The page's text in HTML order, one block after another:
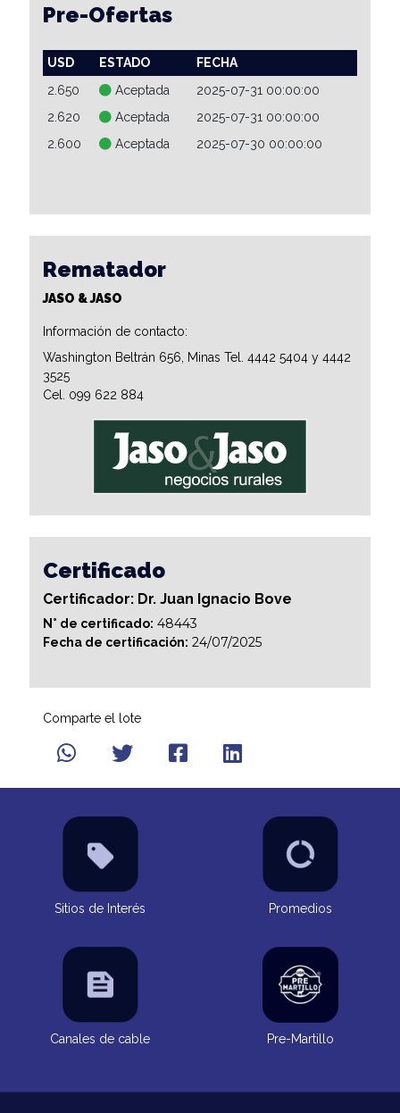
Pre-Ofertas
USD ESTADO
FECHA
2.650
Aceptada
2025-07-31 00:00:00
2.620
Aceptada
2025-07-31 00:00:00
2.600
Aceptada 2025-07-30 00:00:00
Rematador
JASO & JASO
Información de contacto:
Washington Beltrán 656, Minas Tel. 4442 5404 y 4442
3525
Cel. 099 622 884
Certificado
Certificador: Dr. Juan Ignacio Bove
N° de certificado: 48443
Fecha de certificación: 24/07/2025
Comparte el lote
Sitios de Interés Promedios
Canales de cable Pre-Martillo